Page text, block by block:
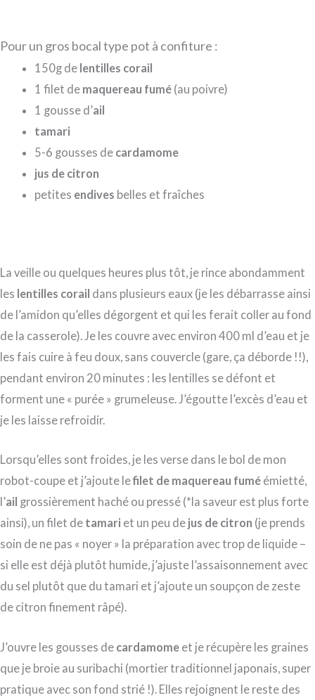
Pour un gros bocal type pot à confiture :
150g de lentilles corail
1 filet de maquereau fumé (au poivre)
1 gousse d’ail
tamari
5-6 gousses de cardamome
jus de citron
petites endives belles et fraîches
La veille ou quelques heures plus tôt, je rince abondamment
les lentilles corail dans plusieurs eaux (je les débarrasse ainsi
de l’amidon qu’elles dégorgent et qui les ferait coller au fond
de la casserole). Je les couvre avec environ 400 ml d’eau et je
les fais cuire à feu doux, sans couvercle (gare, ça déborde !!),
pendant environ 20 minutes : les lentilles se défont et
forment une « purée » grumeleuse. J’égoutte l’excès d’eau et
je les laisse refroidir.
Lorsqu’elles sont froides, je les verse dans le bol de mon
robot-coupe et j’ajoute lefilet de maquereau fumé émietté,
l’ail grossièrement haché ou pressé (*la saveur est plus forte
ainsi), un filet de tamari et un peu de jus de citron (je prends
soin de ne pas « noyer » la préparation avec trop de liquide –
si elle est déjà plutôt humide, j’ajuste l’assaisonnement avec
du sel plutôt que du tamari et j’ajoute un soupçon de zeste
de citron finement râpé).
J’ouvre les gousses de cardamome et je récupère les graines
que je broie au suribachi (mortier traditionnel japonais, super
pratique avec son fond strié !). Elles rejoignent le reste des